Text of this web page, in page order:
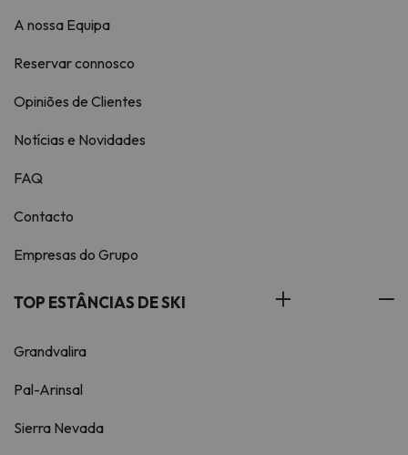
A nossa Equipa
Reservar connosco
Opiniões de Clientes
Notícias e Novidades
FAQ
Contacto
Empresas do Grupo
TOP ESTÂNCIAS DE SKI
Grandvalira
Pal-Arinsal
Sierra Nevada